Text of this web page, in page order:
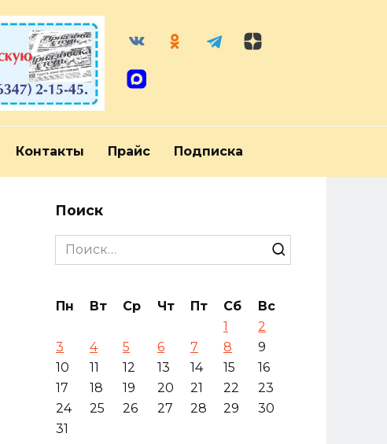
Контакты Прайс Подписка
Поиск
Search
for:
Пн Вт Ср Чт Пт Сб
Вс
1
2
3
4 5 6 7 8
9
10
11 12 13 14 15
16
17
18 19 20 21 22
23
24
25 26 27 28 29
30
31